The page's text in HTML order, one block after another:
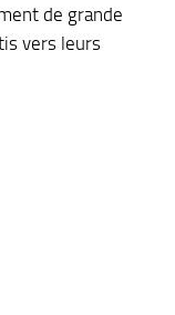
de grande
vers leurs